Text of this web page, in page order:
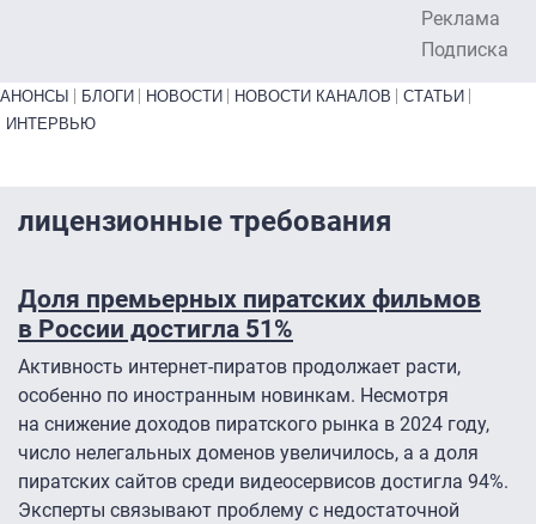
Реклама
Подписка
Primary links bottom
АНОНСЫ БЛОГИ НОВОСТИ НОВОСТИ КАНАЛОВ
СТАТЬИ
ИНТЕРВЬЮ
лицензионные требования
Доля премьерных пиратских фильмов
в России достигла 51%
Активность интернет-пиратов продолжает расти,
особенно по иностранным новинкам. Несмотря
на снижение доходов пиратского рынка в 2024 году,
число нелегальных доменов увеличилось, а а доля
пиратских сайтов среди видеосервисов достигла 94%.
Эксперты связывают проблему с недостаточной